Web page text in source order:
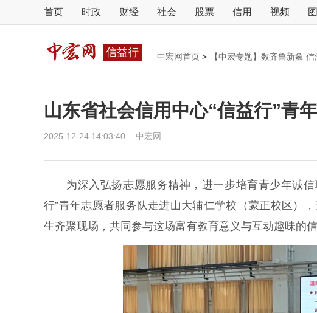
首页 时政 财经 社会 股票 信用 视频
信益行 中宏网首页 > 【中宏专题】数齐鲁新象
山东省社会信用中心“信益行”青
2025-12-24 14:03:40 中宏网
为深入弘扬志愿服务精神，进一步培育青少年诚信
行”青年志愿者服务队走进山大辅仁学校（蒙正校区）
生齐聚现场，共同参与这场富有教育意义与互动趣味的信